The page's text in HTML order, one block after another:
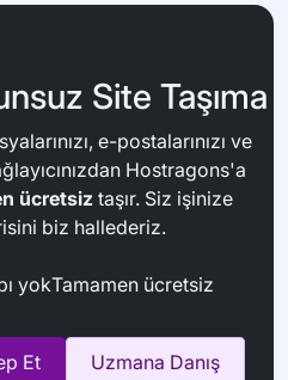
Site Taşıma
e-postalarınızı ve
Hostragons'a
ücretsiztaşır. Siz işinize
biz hallederiz.
yokTamamen ücretsiz
Et Uzmana Danış